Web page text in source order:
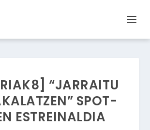
“JARRAITU
SPOT-
ESTREINALDIA